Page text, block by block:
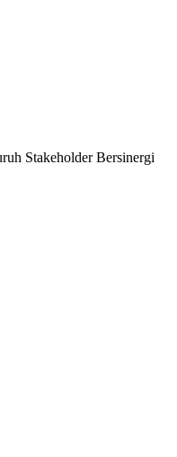
Stakeholder Bersinergi